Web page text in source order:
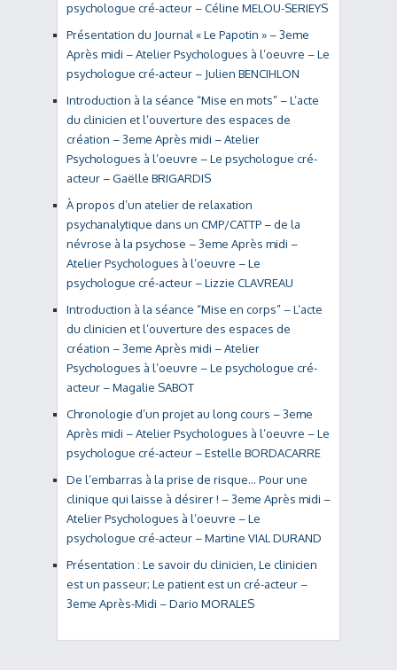
psychologue cré-acteur – Céline MELOU-SERIEYS
Présentation du Journal « Le Papotin » – 3eme
Après midi – Atelier Psychologues à l’oeuvre – Le
psychologue cré-acteur – Julien BENCIHLON
Introduction à la séance “Mise en mots” – L’acte
du clinicien et l’ouverture des espaces de
création – 3eme Après midi – Atelier
Psychologues à l’oeuvre – Le psychologue cré-
acteur – Gaëlle BRIGARDIS
À propos d’un atelier de relaxation
psychanalytique dans un CMP/CATTP – de la
névrose à la psychose – 3eme Après midi –
Atelier Psychologues à l’oeuvre – Le
psychologue cré-acteur – Lizzie CLAVREAU
Introduction à la séance “Mise en corps” – L’acte
du clinicien et l’ouverture des espaces de
création – 3eme Après midi – Atelier
Psychologues à l’oeuvre – Le psychologue cré-
acteur – Magalie SABOT
Chronologie d’un projet au long cours – 3eme
Après midi – Atelier Psychologues à l’oeuvre – Le
psychologue cré-acteur – Estelle BORDACARRE
De l’embarras à la prise de risque… Pour une
clinique qui laisse à désirer ! – 3eme Après midi –
Atelier Psychologues à l’oeuvre – Le
psychologue cré-acteur – Martine VIAL DURAND
Présentation : Le savoir du clinicien, Le clinicien
est un passeur; Le patient est un cré-acteur –
3eme Après-Midi – Dario MORALES